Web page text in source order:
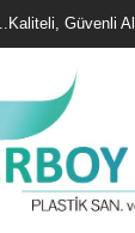
Güvenli